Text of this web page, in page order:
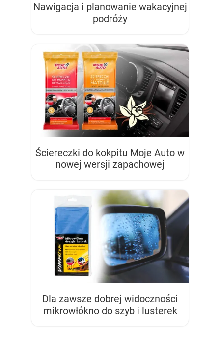
Nawigacja i planowanie wakacyjnej
podróży
Ściereczki do kokpitu Moje Auto w
nowej wersji zapachowej
Dla zawsze dobrej widoczności
mikrowłókno do szyb i lusterek